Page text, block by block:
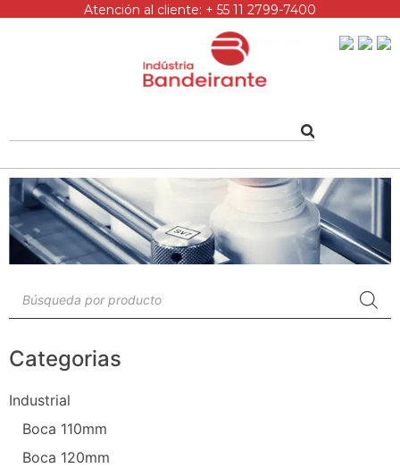
Atención al cliente: + 55 11 2799-7400
Categorias
Industrial
Boca 110mm
Boca 120mm